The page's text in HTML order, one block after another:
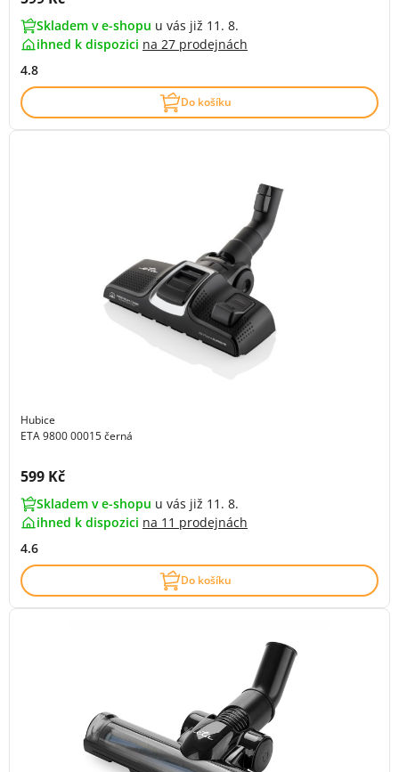
Skladem v e-shopu u vás již 11. 8.
ihned k dispozici na 27 prodejnách
4.8
Do košíku
Hubice
ETA 9800 00015 černá
Cena s DPH:
599 Kč
Skladem v e-shopu u vás již 11. 8.
ihned k dispozici na 11 prodejnách
4.6
Do košíku